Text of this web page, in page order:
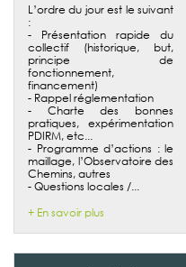
L’ordre du jour est le suivant
:
- Présentation rapide du
collectif (historique, but,
principe de
fonctionnement,
financement)
- Rappel réglementation
- Charte des bonnes
pratiques, expérimentation
PDIRM, etc...
- Programme d’actions : le
maillage, l’Observatoire des
Chemins, autres
- Questions locales /...
+ En savoir plus